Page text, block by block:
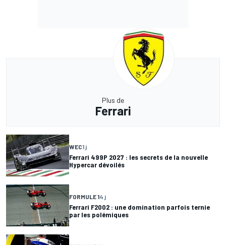
Plus de
Ferrari
WEC1 j
Ferrari 499P 2027 : les secrets de la nouvelle
Hypercar dévoilés
FORMULE 14 j
Ferrari F2002 : une domination parfois ternie
par les polémiques